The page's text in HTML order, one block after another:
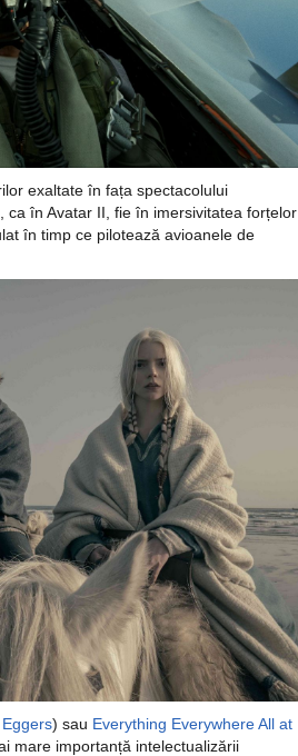
exaltate în fața spectacolului
ca în Avatar II, fie în imersivitatea forțelor
în timp ce pilotează avioanele de
) sau Everything Everywhere All at
mare importanță intelectualizării